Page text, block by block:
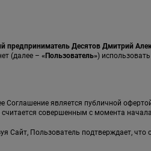
предприниматель Десятов Дмитрий
(далее – «Пользователь»)
Соглашение является публичной
совершенным с момента
Сайт, Пользователь подтверждает,